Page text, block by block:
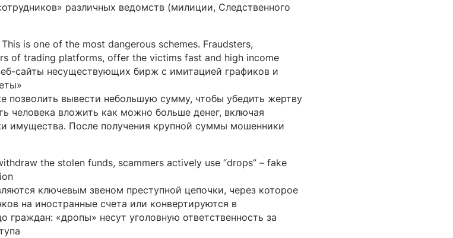
различных ведомств (милиции, Следственного
This is one of the most dangerous schemes. Fraudsters,
of trading platforms, offer the victims fast and high income
сайты несуществующих бирж с имитацией графиков и
позволить вывести небольшую сумму, чтобы убедить жертву
человека вложить как можно больше денег, включая
имущества. После получения крупной суммы мошенники
the stolen funds, scammers actively use “drops” – fake
ключевым звеном преступной цепочки, через которое
на иностранные счета или конвертируются в
граждан: «дропы» несут уголовную ответственность за